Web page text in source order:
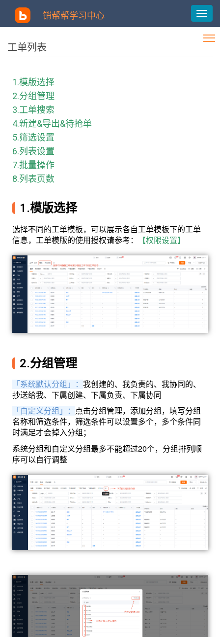
销帮帮学习中心
工单列表
1.模版选择
2.分组管理
3.工单搜索
4.新建&导出&待抢单
5.筛选设置
6.列表设置
7.批量操作
8.列表页数
1.模版选择
选择不同的工单模板，可以展示各自工单模板下的工单
信息，工单模版的使用授权请参考：
【权限设置】
2.分组管理
「系统默认分组」： 我创建的、我负责的、我协同的、
抄送给我、下属创建、下属负责、下属协同
「自定义分组」：
点击分组管理，添加分组，填写分组
名称和筛选条件，筛选条件可以设置多个，多个条件同
时满足才会掉入分组；
系统分组和自定义分组最多不能超过20个，分组排列顺
序可以自行调整